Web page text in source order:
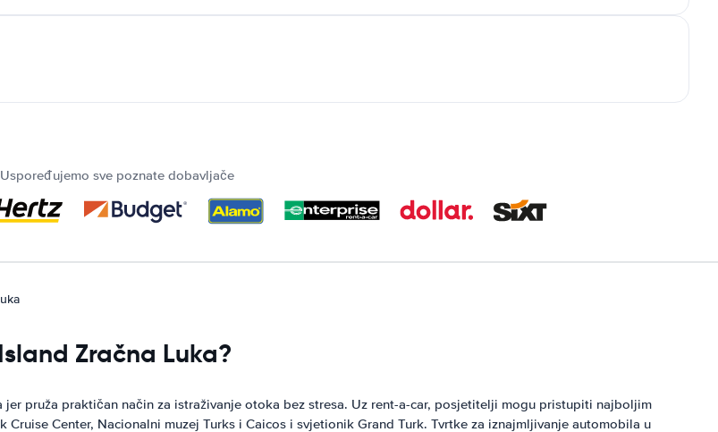
Uspoređujemo sve poznate dobavljače
Zračna Luka?
pruža praktičan način za istraživanje otoka bez stresa. Uz rent-a-car, posjetitelji mogu pristupiti najboljim
Center, Nacionalni muzej Turks i Caicos i svjetionik Grand Turk. Tvrtke za iznajmljivanje automobila u